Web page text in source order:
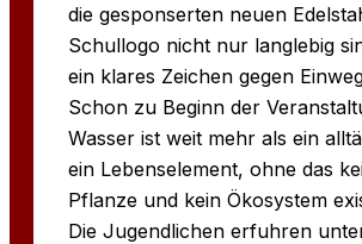
die gesponserten neuen
Schullogo nicht nur langlebig
ein klares Zeichen gegen
Schon zu Beginn der
Wasser ist weit mehr als ein
ein Lebenselement, ohne das
Pflanze und kein Ökosystem
Die Jugendlichen erfuhren